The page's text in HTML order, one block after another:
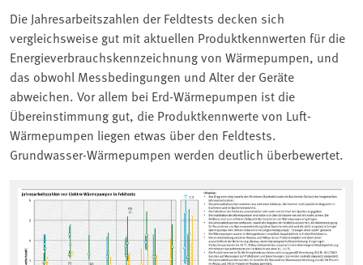
Die Jahresarbeitszahlen der Feldtests decken sich
vergleichsweise gut mit aktuellen Produktkennwerten für die
Energieverbrauchskennzeichnung von Wärmepumpen, und
das obwohl Messbedingungen und Alter der Geräte
abweichen. Vor allem bei Erd-Wärmepumpen ist die
Übereinstimmung gut, die Produktkennwerte von Luft-
Wärmepumpen liegen etwas über den Feldtests.
Grundwasser-Wärmepumpen werden deutlich überbewertet.